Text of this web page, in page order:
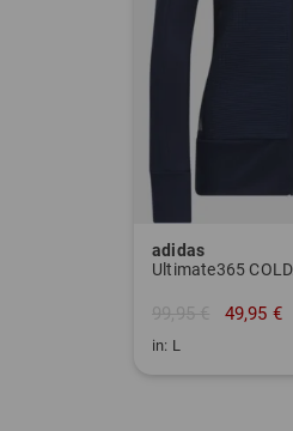
adidas
99,95 € 49,95 €
in: L